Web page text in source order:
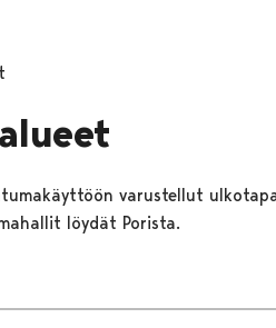
varustellut
löydät Porista.